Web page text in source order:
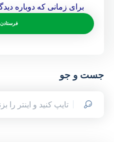
برای زمانی که دوباره
جست و جو